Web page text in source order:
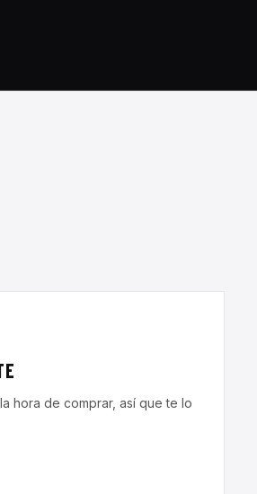
hora de comprar, así que te lo